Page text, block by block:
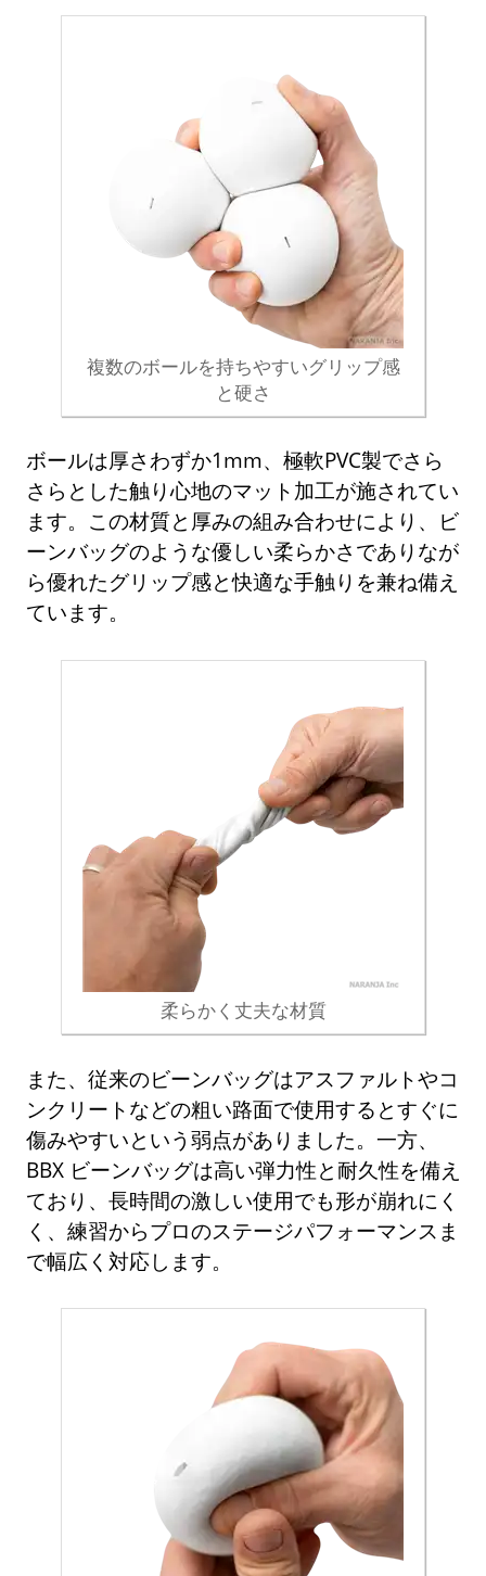
複数のボールを持ちやすいグリップ感
と硬さ
ボールは厚さわずか1mm、極軟PVC製でさら
さらとした触り心地のマット加工が施されてい
ます。この材質と厚みの組み合わせにより、ビ
ーンバッグのような優しい柔らかさでありなが
ら優れたグリップ感と快適な手触りを兼ね備え
ています。
柔らかく丈夫な材質
また、従来のビーンバッグはアスファルトやコ
ンクリートなどの粗い路面で使用するとすぐに
傷みやすいという弱点がありました。一方、
BBX ビーンバッグは高い弾力性と耐久性を備え
ており、長時間の激しい使用でも形が崩れにく
く、練習からプロのステージパフォーマンスま
で幅広く対応します。